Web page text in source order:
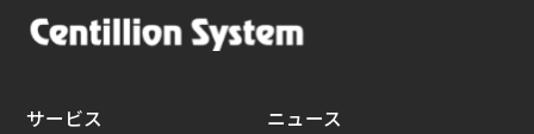
サービス ニュース